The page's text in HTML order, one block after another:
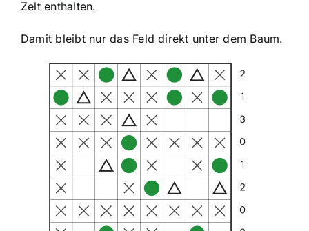
Zelt enthalten.
Damit bleibt nur das Feld direkt unter dem Baum.